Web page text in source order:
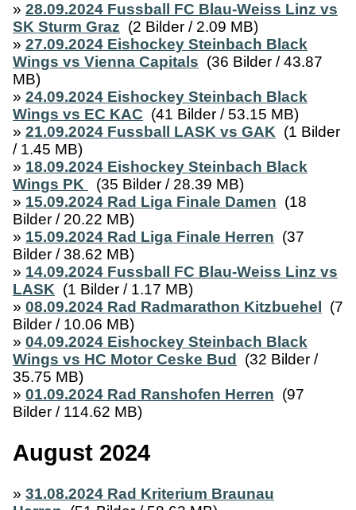
» 28.09.2024 Fussball FC Blau-Weiss Linz vs
SK Sturm Graz (2 Bilder / 2.09 MB)
» 27.09.2024 Eishockey Steinbach Black
Wings vs Vienna Capitals (36 Bilder / 43.87
MB)
» 24.09.2024 Eishockey Steinbach Black
Wings vs EC KAC (41 Bilder / 53.15 MB)
» 21.09.2024 Fussball LASK vs GAK (1 Bilder
/ 1.45 MB)
» 18.09.2024 Eishockey Steinbach Black
Wings PK
(35 Bilder / 28.39 MB)
» 15.09.2024 Rad Liga Finale Damen (18
Bilder / 20.22 MB)
» 15.09.2024 Rad Liga Finale Herren (37
Bilder / 38.62 MB)
» 14.09.2024 Fussball FC Blau-Weiss Linz vs
LASK (1 Bilder / 1.17 MB)
» 08.09.2024 Rad Radmarathon Kitzbuehel
(7
Bilder / 10.06 MB)
» 04.09.2024 Eishockey Steinbach Black
Wings vs HC Motor Ceske Bud
(32 Bilder /
35.75 MB)
» 01.09.2024 Rad Ranshofen Herren (97
Bilder / 114.62 MB)
August 2024
» 31.08.2024 Rad Kriterium Braunau